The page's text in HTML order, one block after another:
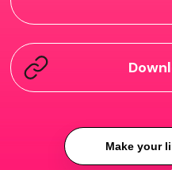
Make your